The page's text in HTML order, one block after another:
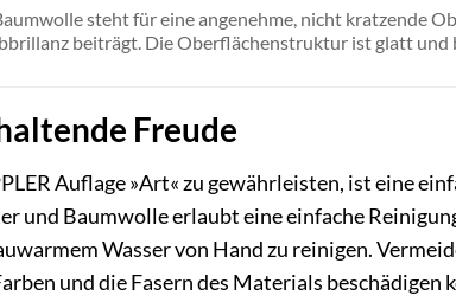
steht für eine angenehme, nicht kratzende
beiträgt. Die Oberflächenstruktur ist glatt und
Freude
Auflage »Art« zu gewährleisten, ist eine
und Baumwolle erlaubt eine einfache
Wasser von Hand zu reinigen.
und die Fasern des Materials beschädigen